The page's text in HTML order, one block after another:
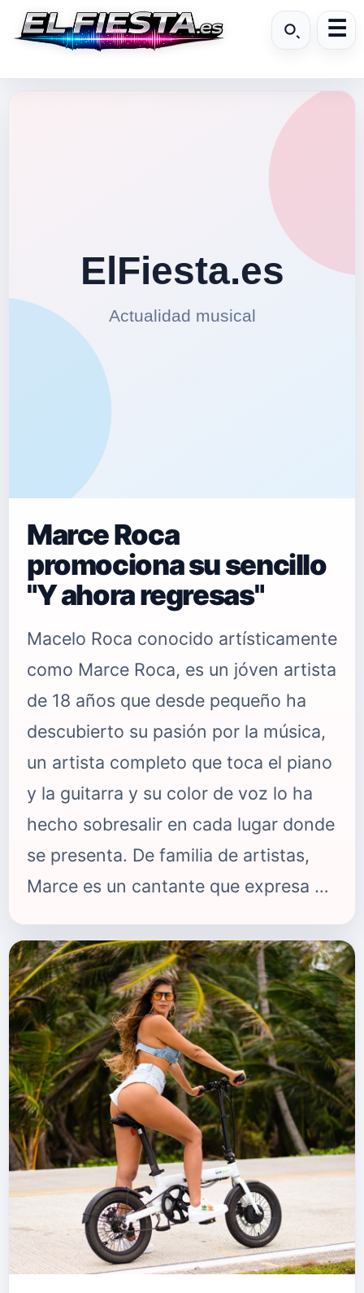
Marce Roca
promociona su sencillo
"Y ahora regresas"
Macelo Roca conocido artísticamente
como Marce Roca, es un jóven artista
de 18 años que desde pequeño ha
descubierto su pasión por la música,
un artista completo que toca el piano
y la guitarra y su color de voz lo ha
hecho sobresalir en cada lugar donde
se presenta. De familia de artistas,
Marce es un cantante que expresa su
canta reggaetón y pop, una voz que
viene abriéndose camino en el mundo
de la música. Nacido en la provincia
de Buenos Aires, el artista aspira a
desarrollar una carrera a nivel
internacional y su talento así lo
demuestra. Aprobado por la crítica
periodística es un jóven que se ha
prepara…